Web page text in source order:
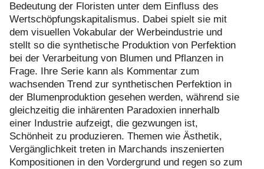
Bedeutung der Floristen unter dem Einfluss des
Wertschöpfungskapitalismus. Dabei spielt sie mit
dem visuellen Vokabular der Werbeindustrie und
stellt so die synthetische Produktion von Perfektion
bei der Verarbeitung von Blumen und Pflanzen in
Frage. Ihre Serie kann als Kommentar zum
wachsenden Trend zur synthetischen Perfektion in
der Blumenproduktion gesehen werden, während sie
gleichzeitig die inhärenten Paradoxien innerhalb
einer Industrie aufzeigt, die gezwungen ist,
Schönheit zu produzieren. Themen wie Ästhetik,
Vergänglichkeit treten in Marchands inszenierten
Kompositionen in den Vordergrund und regen so zum